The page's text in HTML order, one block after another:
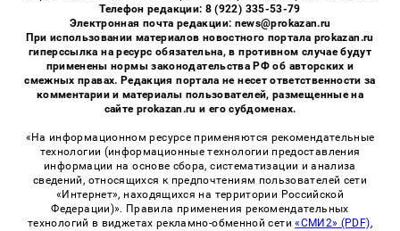
Телефон редакции: 8 (922) 335-53-79
Электронная почта редакции: news@prokazan.ru
При использовании материалов новостного портала prokazan.ru
гиперссылка на ресурс обязательна, в противном случае будут
применены нормы законодательства РФ об авторских и
смежных правах. Редакция портала не несет ответственности за
комментарии и материалы пользователей, размещенные на
сайте prokazan.ru и его субдоменах.
«На информационном ресурсе применяются рекомендательные
технологии (информационные технологии предоставления
информации на основе сбора, систематизации и анализа
сведений, относящихся к предпочтениям пользователей сети
«Интернет», находящихся на территории Российской
Федерации)». Правила применения рекомендательных
технологий в виджетах рекламно-обменной сети«СМИ2» (PDF),